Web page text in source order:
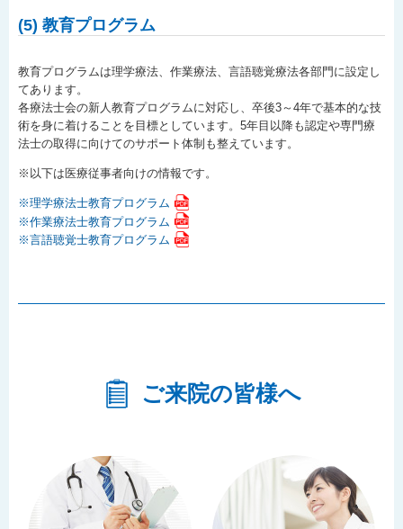
(5) 教育プログラム
教育プログラムは理学療法、作業療法、言語聴覚療法各部門に設定し
てあります。
各療法士会の新人教育プログラムに対応し、卒後3～4年で基本的な技
術を身に着けることを目標としています。5年目以降も認定や専門療
法士の取得に向けてのサポート体制も整えています。
※以下は医療従事者向けの情報です。
※理学療法士教育プログラム
※作業療法士教育プログラム
※言語聴覚士教育プログラム
ご来院の皆様へ